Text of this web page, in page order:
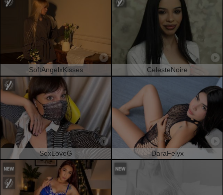
SoftAngelxKisses CelesteNoire
SexLoveG DaraFelyx